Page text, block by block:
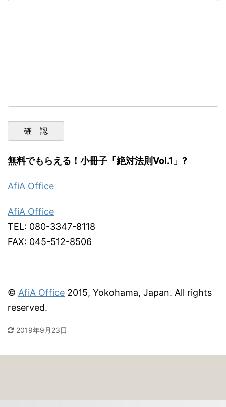
無料でもらえる！小冊子「絶対法則Vol.1」?
AfiA Office
AfiA Office
TEL: 080-3347-8118
FAX: 045-512-8506
© AfiA Office 2015, Yokohama, Japan. All rights
reserved.
2019年9月23日